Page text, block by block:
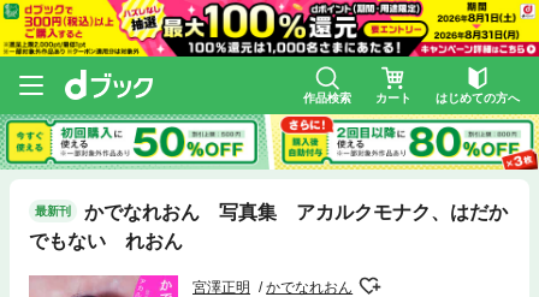
作品検索 カート はじめての方へ
最新刊
かでなれおん 写真集 アカルクモナク、はだか
でもない れおん
宮澤正明 かでなれおん